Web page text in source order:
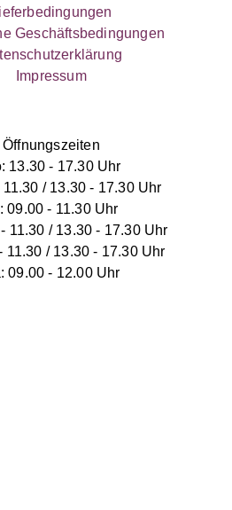
Geschäftsbedingungen
Impressum
Öffnungszeiten
13.30 - 17.30 Uhr
11.30 / 13.30 - 17.30 Uhr
09.00 - 11.30 Uhr
11.30 / 13.30 - 17.30 Uhr
11.30 / 13.30 - 17.30 Uhr
09.00 - 12.00 Uhr